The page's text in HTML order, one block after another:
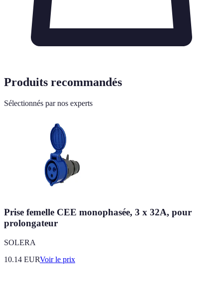
Produits recommandés
Sélectionnés par nos experts
Prise femelle CEE monophasée, 3 x 32A, pour
prolongateur
SOLERA
10.14 EURVoir le prix